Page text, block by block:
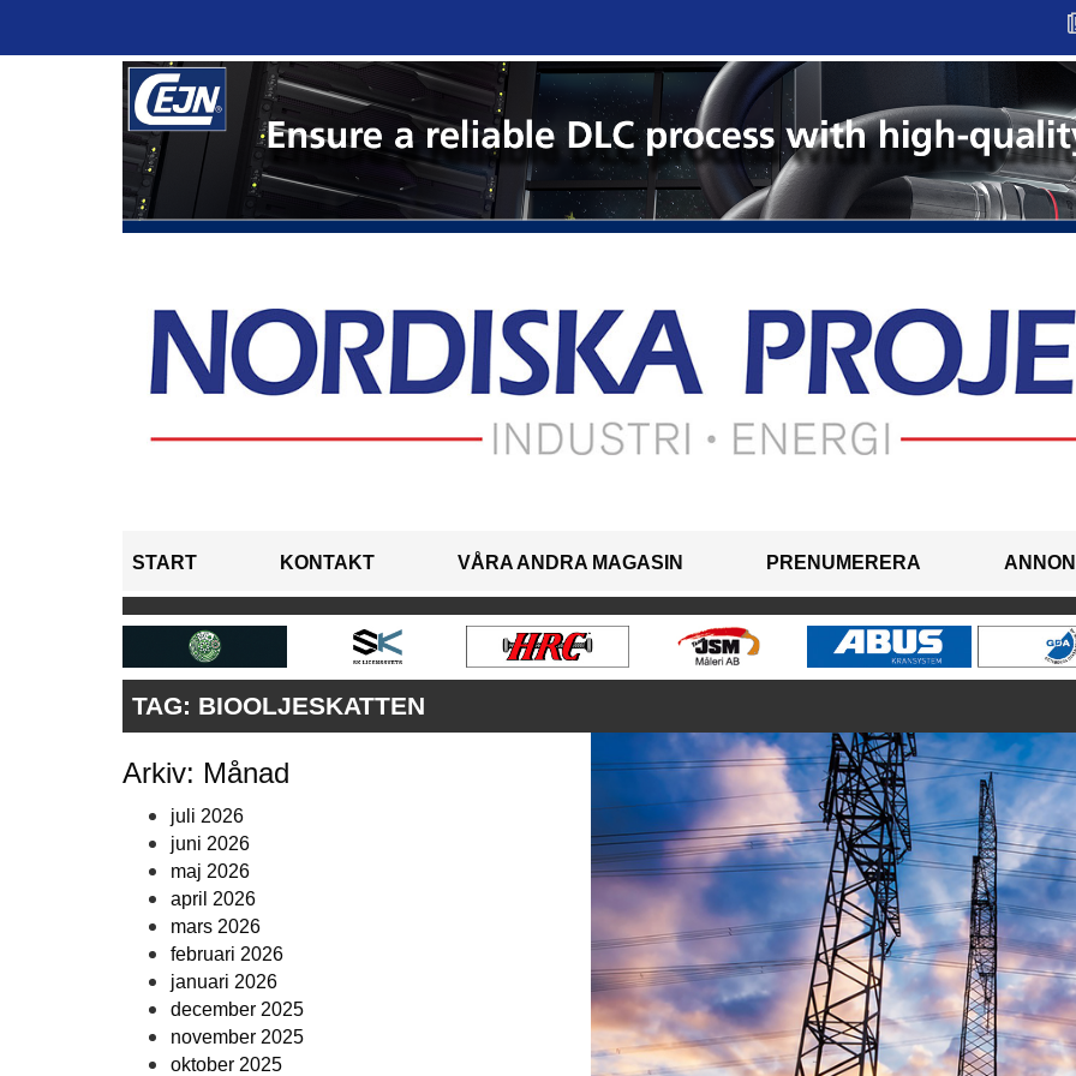
START KONTAKT VÅRA ANDRA MAGASIN PRENUMERERA
TAG: BIOOLJESKATTEN
Arkiv: Månad
juli 2026
juni 2026
maj 2026
april 2026
mars 2026
februari 2026
januari 2026
december 2025
november 2025
oktober 2025